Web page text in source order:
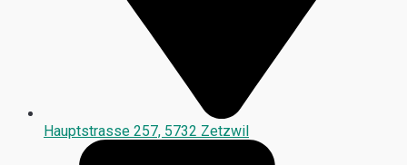
Hauptstrasse 257, 5732 Zetzwil